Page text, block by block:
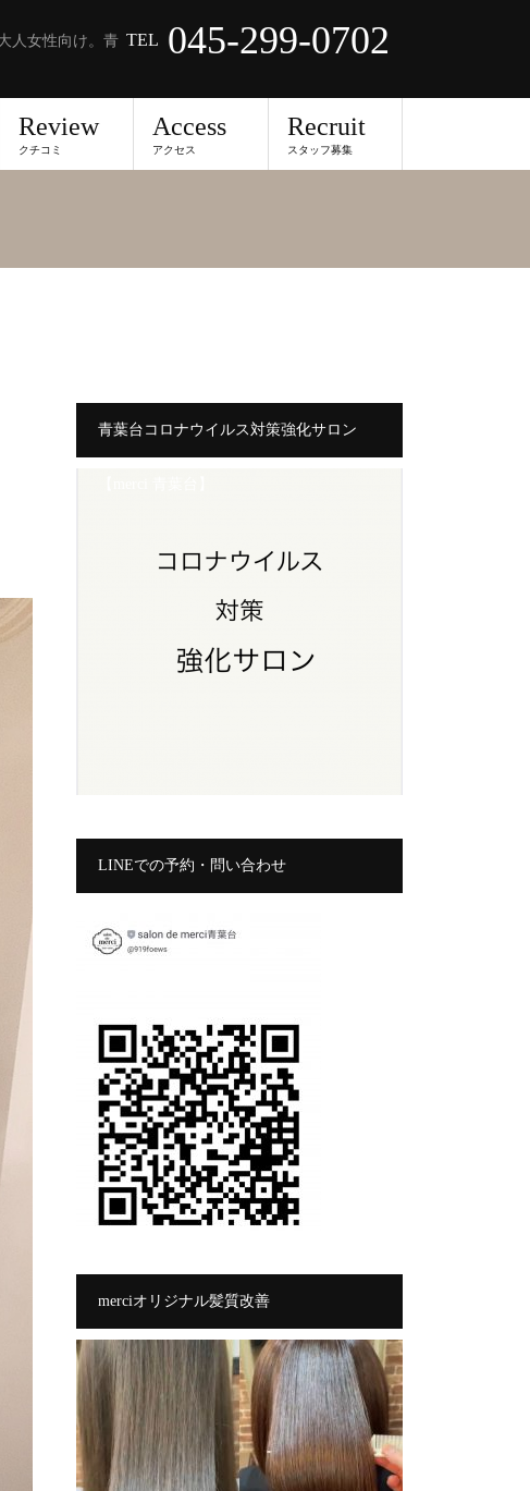
人女性向け。青 TEL 045-299-0702
Review
クチコミ
Access
アクセス
Recruit
スタッフ募集
青葉台コロナウイルス対策強化サロン
LINEでの予約・問い合わせ
merciオリジナル髪質改善